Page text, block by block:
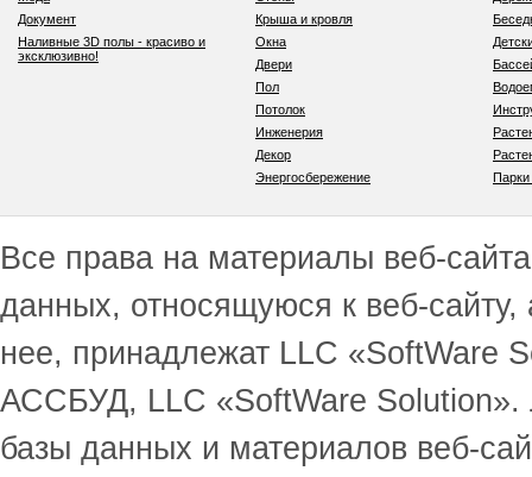
Документ
Наливные 3D полы - красиво и
эксклюзивно!
Крыша и кровля
Окна
Двери
Пол
Потолок
Инженерия
Декор
Энергосбережение
Все права на материалы веб-
данных, относящуюся к веб-
нее, принадлежат LLC
АССБУД, LLC «SoftWare Solution».
базы данных и материалов веб-